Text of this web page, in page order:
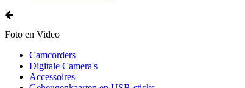
Foto en Video
Camcorders
Digitale Camera's
Accessoires